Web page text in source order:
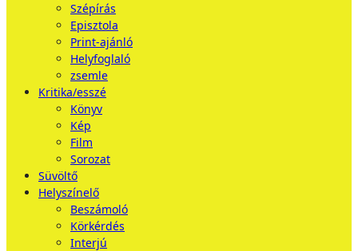
Szépírás
Episztola
Print-ajánló
Helyfoglaló
zsemle
Kritika/esszé
Könyv
Kép
Film
Sorozat
Süvöltő
Helyszínelő
Beszámoló
Körkérdés
Interjú